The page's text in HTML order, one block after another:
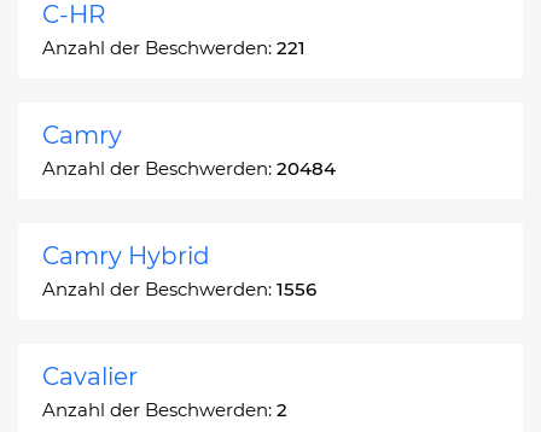
C-HR
Anzahl der Beschwerden: 221
Camry
Anzahl der Beschwerden: 20484
Camry Hybrid
Anzahl der Beschwerden: 1556
Cavalier
Anzahl der Beschwerden: 2